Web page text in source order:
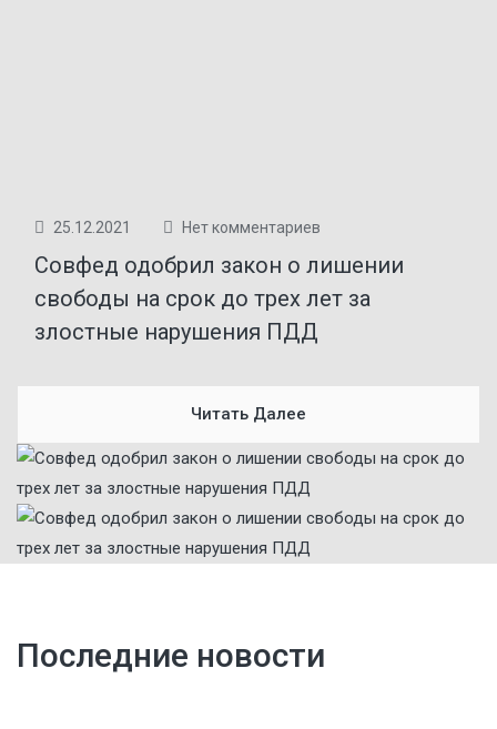
25.12.2021 Нет комментариев
Совфед одобрил закон о лишении
свободы на срок до трех лет за
злостные нарушения ПДД
Читать Далее
Последние новости